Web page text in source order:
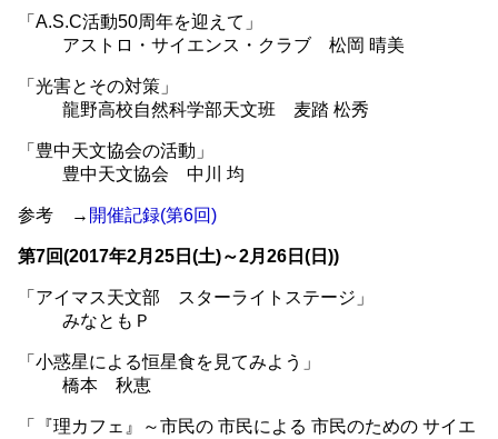
「A.S.C活動50周年を迎えて」
アストロ・サイエンス・クラブ 松岡 晴美
「光害とその対策」
龍野高校自然科学部天文班 麦踏 松秀
「豊中天文協会の活動」
豊中天文協会 中川 均
参考 → 開催記録(第6回)
第7回(2017年2月25日(土)～2月26日(日))
「アイマス天文部 スターライトステージ」
みなともＰ
「小惑星による恒星食を見てみよう」
橋本 秋恵
「『理カフェ』～市民の 市民による 市民のための サイエ